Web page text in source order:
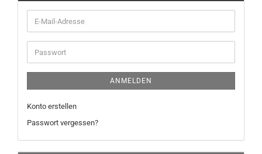
ANMELDEN
Konto erstellen
Passwort vergessen?